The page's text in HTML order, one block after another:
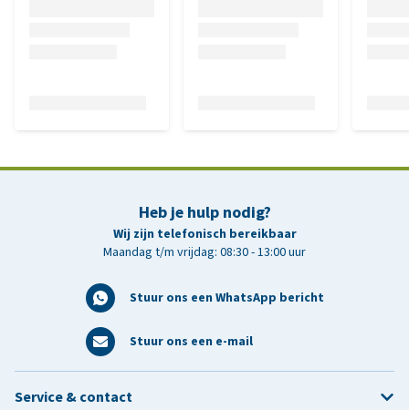
Heb je hulp nodig?
Wij zijn telefonisch bereikbaar
Maandag t/m vrijdag: 08:30 - 13:00 uur
Stuur ons een WhatsApp bericht
Stuur ons een e-mail
Service & contact